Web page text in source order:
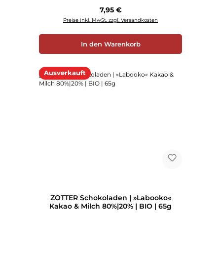
Regulärer Preis:
7,95 €
Preise inkl. MwSt. zzgl. Versandkosten
In den Warenkorb
Ausverkauft
ZOTTER Schokoladen | »Labooko«
Kakao & Milch 80%|20% | BIO | 65g